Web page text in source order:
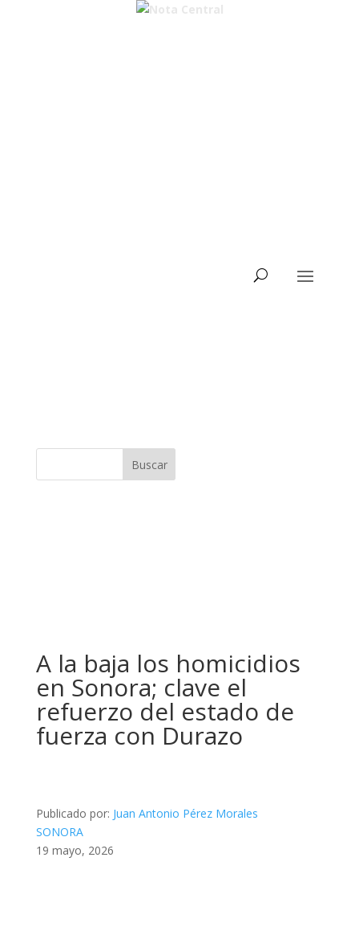
Buscar
A la baja los homicidios
en Sonora; clave el
refuerzo del estado de
fuerza con Durazo
Publicado por: Juan Antonio Pérez Morales
SONORA
19 mayo, 2026